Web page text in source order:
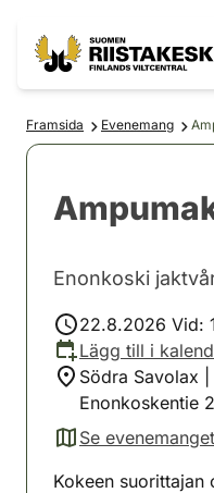
Framsida Evenemang
Enonkoski
22.8.2026 Vid:
Lägg till i
Södra Savolax
Enonkoskentie
Se
(avautuu uuteen
Kokeen suorittajan